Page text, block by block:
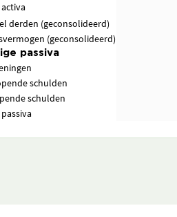
derden (geconsolideerd)
(geconsolideerd)
passiva
schulden
schulden